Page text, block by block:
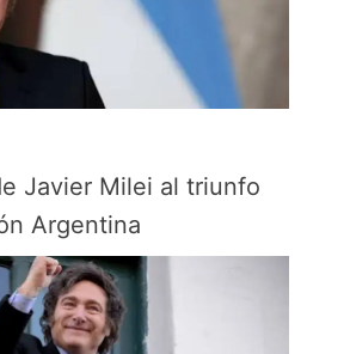
Javier Milei al triunfo
Argentina